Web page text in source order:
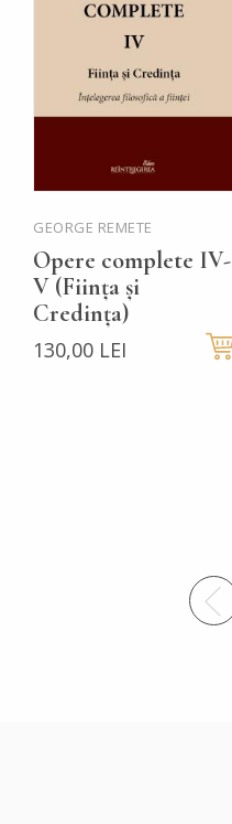
GEORGE REMETE
Opere complete IV-
V (Ființa și
Credința)
130,00 LEI